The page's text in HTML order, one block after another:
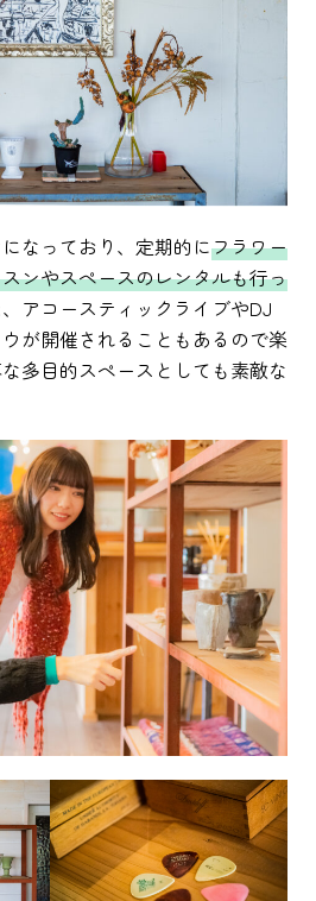
なっており、定期的にフラワー
ンやスペースのレンタルも行っ
アコースティックライブやDJ
が開催されることもあるので楽
多目的スペースとしても素敵な